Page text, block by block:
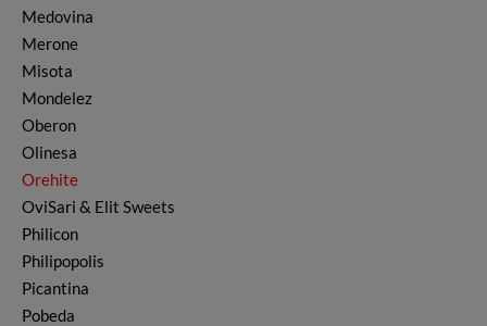
Medovina
Merone
Misota
Mondelez
Oberon
Olinesa
Orehite
OviSari & Elit Sweets
Philicon
Philipopolis
Picantina
Pobeda